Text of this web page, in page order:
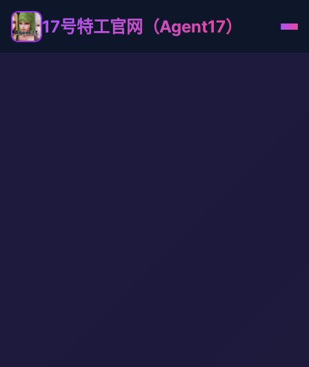
17号特工官网（Agent17）